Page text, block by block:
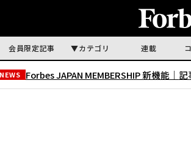
会員限定記事 カテゴリ 連載
NEWS Forbes JAPAN MEMBERSHIP 新機能｜ 記